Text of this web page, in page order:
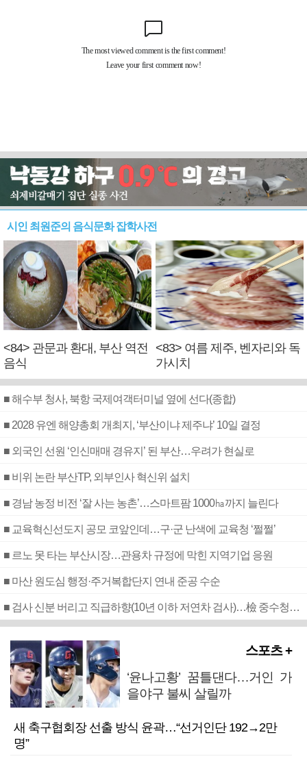
시인 최원준의 음식문화 잡학사전
<84> 관문과 환대, 부산 역전
음식
<83> 여름 제주, 벤자리와 독
가시치
■ 해수부 청사, 북항 국제여객터미널 옆에 선다(종합)
■ 2028 유엔 해양총회 개최지, ‘부산이냐 제주냐’ 10일 결정
■ 외국인 선원 ‘인신매매 경유지’ 된 부산…우려가 현실로
■ 비위 논란 부산TP, 외부인사 혁신위 설치
■ 경남 농정 비전 ‘잘 사는 농촌’…스마트팜 1000㏊까지 늘린다
■ 교육혁신선도지 공모 코앞인데…구·군 난색에 교육청 ‘쩔쩔’
■ 르노 못 타는 부산시장…관용차 규정에 막힌 지역기업 응원
■ 마산 원도심 행정·주거복합단지 연내 준공 수순
■ 검사 신분 버리고 직급하향(10년 이하 저연차 검사)…檢 중수청행 기피
스포츠 +
‘윤나고황’ 꿈틀댄다…거인 가
을야구 불씨 살릴까
새 축구협회장 선출 방식 윤곽…“선거인단 192→2만
명”